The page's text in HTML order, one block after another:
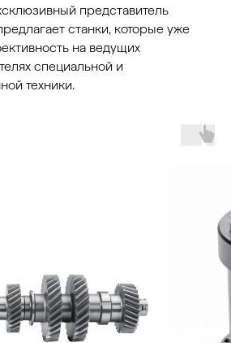
представитель
станки, которые уже
на ведущих
специальной и
техники.